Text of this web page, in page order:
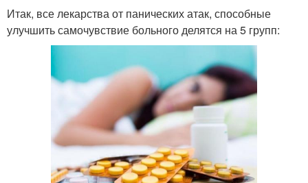
Итак, все лекарства от панических атак, способные
улучшить самочувствие больного делятся на 5 групп: